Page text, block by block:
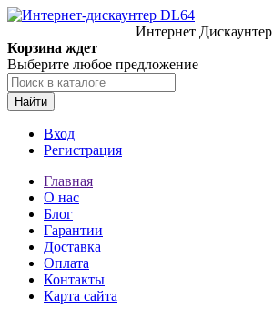
Интернет Дискаунтер
Корзина ждет
Выберите любое предложение
Найти
Вход
Регистрация
Главная
О нас
Блог
Гарантии
Доставка
Оплата
Контакты
Карта сайта